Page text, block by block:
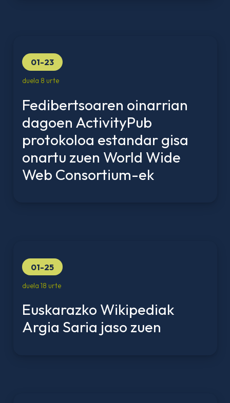
01-23
duela 8 urte
Fedibertsoaren oinarrian
dagoen ActivityPub
protokoloa estandar gisa
onartu zuen World Wide
Web Consortium-ek
01-25
duela 18 urte
Euskarazko Wikipediak
Argia Saria jaso zuen